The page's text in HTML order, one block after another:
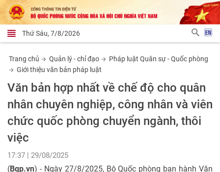
Thứ Sáu, 7/8/2026
Trang chủ Quản lý - chỉ đạo
Pháp luật Quân sự - Quốc phòng
Giới thiệu văn bản pháp luật
Văn bản hợp nhất về chế độ cho quân
nhân chuyên nghiệp, công nhân và viên
chức quốc phòng chuyển ngành, thôi
việc
17:37 | 29/08/2025
(Bqp.vn) - Ngày 27/8/2025, Bộ Quốc phòng ban hành Văn